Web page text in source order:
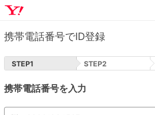
携帯電話番号でID登録
STEP1 STEP2
携帯電話番号を入力